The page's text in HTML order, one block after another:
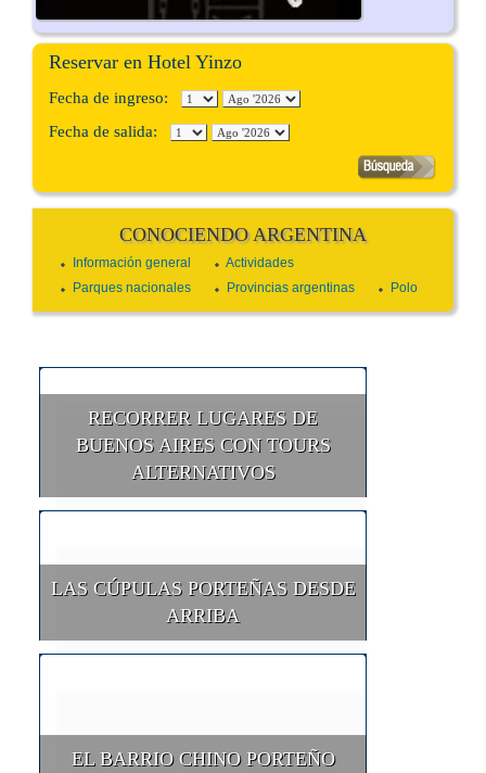
Reservar en Hotel Yinzo
Fecha de ingreso:
Fecha de salida:
CONOCIENDO ARGENTINA
Información general
Actividades
Parques nacionales
Provincias argentinas Polo
RECORRER LUGARES DE
BUENOS AIRES CON TOURS
ALTERNATIVOS
LAS CÚPULAS PORTEÑAS DESDE
ARRIBA
EL BARRIO CHINO PORTEÑO